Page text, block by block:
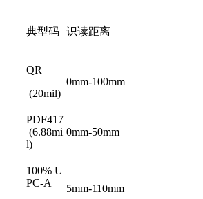
典型码 识读距离
QR
(20mil)
0mm-100mm
PDF417
(6.88mi
l)
0mm-50mm
100% U
PC-A
5mm-110mm